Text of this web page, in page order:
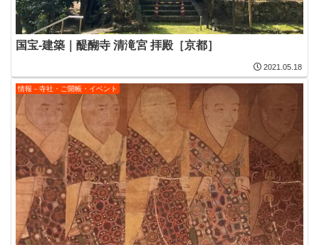
国宝-建築｜醍醐寺 清滝宮 拝殿［京都］
2021.05.18
情報－寺社・ご開帳・イベント